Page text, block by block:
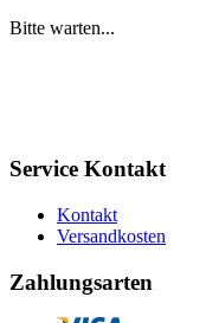
Bitte warten...
Service Kontakt
Kontakt
Versandkosten
Zahlungsarten